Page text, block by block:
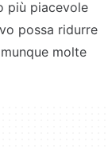
più piacevole
possa ridurre
molte